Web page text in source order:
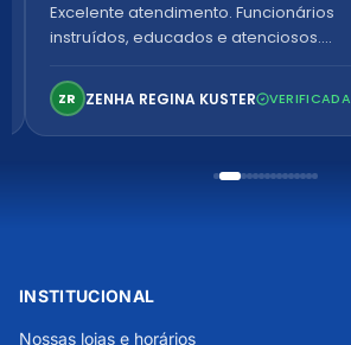
Excelente atendimento. Funcionários
instruídos, educados e atenciosos.
confortável. Perfeito!
ZR ZENHA REGINA KUSTER VERIFICADA
INSTITUCIONAL
Nossas lojas e horários